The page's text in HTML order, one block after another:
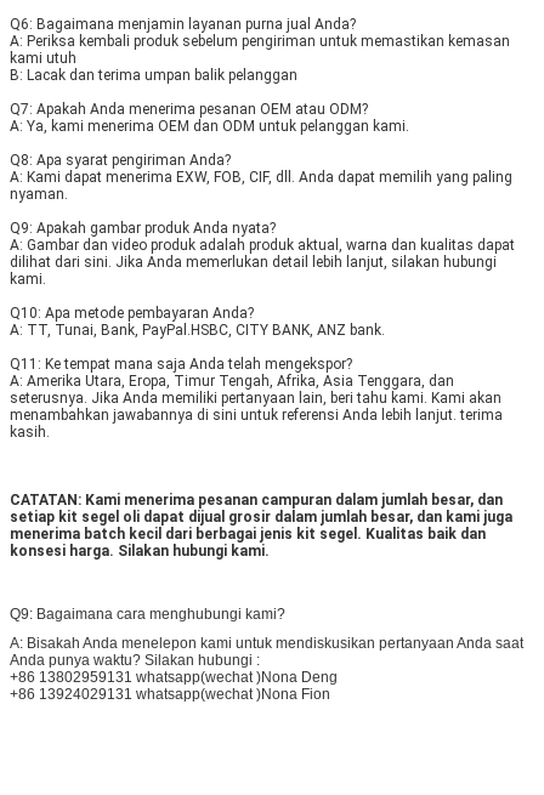
Q6: Bagaimana menjamin layanan purna jual Anda?
A: Periksa kembali produk sebelum pengiriman untuk memastikan kemasan
kami utuh
B: Lacak dan terima umpan balik pelanggan
Q7: Apakah Anda menerima pesanan OEM atau ODM?
A: Ya, kami menerima OEM dan ODM untuk pelanggan kami.
Q8: Apa syarat pengiriman Anda?
A: Kami dapat menerima EXW, FOB, CIF, dll. Anda dapat memilih yang paling
nyaman.
Q9: Apakah gambar produk Anda nyata?
A: Gambar dan video produk adalah produk aktual, warna dan kualitas dapat
dilihat dari sini. Jika Anda memerlukan detail lebih lanjut, silakan hubungi
kami.
Q10: Apa metode pembayaran Anda?
A: TT, Tunai, Bank, PayPal.HSBC, CITY BANK, ANZ bank.
Q11: Ke tempat mana saja Anda telah mengekspor?
A: Amerika Utara, Eropa, Timur Tengah, Afrika, Asia Tenggara, dan
seterusnya. Jika Anda memiliki pertanyaan lain, beri tahu kami. Kami akan
menambahkan jawabannya di sini untuk referensi Anda lebih lanjut. terima
kasih.
CATATAN: Kami menerima pesanan campuran dalam jumlah besar, dan
setiap kit segel oli dapat dijual grosir dalam jumlah besar, dan kami juga
menerima batch kecil dari berbagai jenis kit segel. Kualitas baik dan
konsesi harga. Silakan hubungi kami.
Q9: Bagaimana cara menghubungi kami?
A: Bisakah Anda menelepon kami untuk mendiskusikan pertanyaan Anda saat
Anda punya waktu? Silakan hubungi :
+86 13802959131 whatsapp(wechat )Nona Deng
+86 13924029131 whatsapp(wechat )Nona Fion